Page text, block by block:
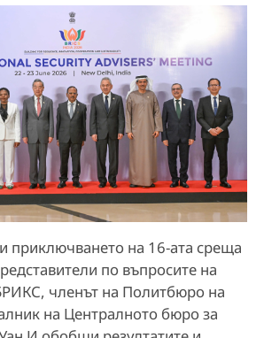
приключването на 16-ата среща
по въпросите на
членът на Политбюро на
на Централното бюро за